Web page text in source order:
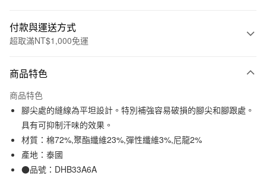
付款與運送方式
超取滿NT$1,000免運
信用卡一次付款
信用卡分期付款
3 期 0 利率 每期NT$33
合作金庫商業銀行
第一商業銀行
華南商業銀行
上海商業儲蓄銀行
超商取貨付款
LINE Pay
商品特色
商品特色
腳尖處的縫線為平坦設計。特別補強容易破損的腳尖和腳跟處。
具有可抑制汗味的效果。
材質：棉72%,聚酯纖維23%,彈性纖維3%,尼龍2%
產地：泰國
●品號：DHB33A6A